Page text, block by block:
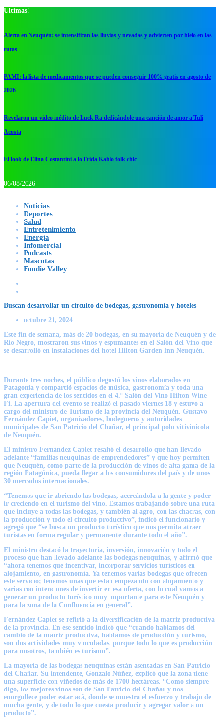
Ultimas!
Alerta en Neuquén: se intensifican las lluvias y nevadas y advierten por hielo en las
rutas
PAMI: la lista de medicamentos que se pueden conseguir 100% gratis en agosto de
2026
Revelaron un video inédito de Luck Ra dedicándole una canción de amor a Tuli
Acosta
El look de Elina Costantini a lo Frida Kahlo folk chic
06/08/2026
Noticias
Deportes
Salud
Entretenimiento
Energía
Infomercial
Podcasts
Mascotas
Foodie Valley
Buscan desarrollar un circuito de bodegas, gastronomía y hoteles
octubre 21, 2024
Este fin de semana, más de 20 bodegas, en su mayoría de Neuquén y de
Río Negro, mostraron sus vinos y espumantes en el Salón del Vino que
se desarrolló en instalaciones del hotel Hilton Garden Inn Neuquén.
Durante tres noches, el público degustó los vinos elaborados en
Patagonia y compartió espacios de música, gastronomía y toda una
gran experiencia de los sentidos en el 4.º Salón del Vino Hilton Wine
Fi. La apertura del evento se realizó el pasado viernes 18 y estuvo a
cargo del ministro de Turismo de la provincia del Neuquén, Gustavo
Fernández Capiet, organizadores, bodegueros y autoridades
municipales de San Patricio del Chañar, el principal polo vitivinícola
de Neuquén.
El ministro Fernández Capiet resaltó el desarrollo que han llevado
adelante “familias neuquinas de emprendedores” y que hoy permiten
que Neuquén, como parte de la producción de vinos de alta gama de la
región Patagónica, pueda llegar a los consumidores del país y de unos
30 mercados internacionales.
“Tenemos que ir abriendo las bodegas, acercándola a la gente y poder
ir creciendo en el turismo del vino. Estamos trabajando sobre una ruta
que incluye a todas las bodegas, y también al agro, con las chacras, con
la producción y todo el circuito productivo”, indicó el funcionario y
agregó que “se busca un producto turístico que nos permita atraer
turistas en forma regular y permanente durante todo el año”.
El ministro destacó la trayectoria, inversión, innovación y todo el
proceso que han llevado adelante las bodegas neuquinas, y afirmó que
“ahora tenemos que incentivar, incorporar servicios turísticos en
alojamiento, en gastronomía. Ya tenemos varias bodegas que ofrecen
este servicio; tenemos unas que están empezando con alojamiento y
varias con intenciones de invertir en esa oferta, con lo cual vamos a
generar un producto turístico muy importante para este Neuquén y
para la zona de la Confluencia en general”.
Fernández Capiet se refirió a la diversificación de la matriz productiva
de la provincia. En ese sentido indicó que “cuando hablamos del
cambio de la matriz productiva, hablamos de producción y turismo,
son dos actividades muy vinculadas, porque todo lo que es producción
para nosotros, también es turismo”.
La mayoría de las bodegas neuquinas están asentadas en San Patricio
del Chañar. Su intendente, Gonzalo Núñez, explicó que la zona tiene
una superficie con viñedos de más de 1700 hectáreas. “Como siempre
digo, los mejores vinos son de San Patricio del Chañar y nos
enorgullece poder estar acá, donde se muestra el esfuerzo y trabajo de
mucha gente, y de todo lo que cuesta producir y agregar valor a un
producto”.